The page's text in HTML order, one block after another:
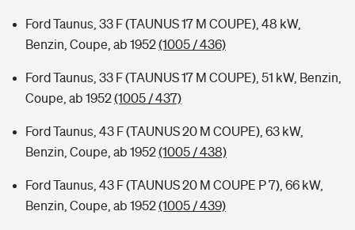
Ford Taunus, 33 F (TAUNUS 17 M COUPE), 48 kW,
Benzin, Coupe, ab 1952(1005 / 436)
Ford Taunus, 33 F (TAUNUS 17 M COUPE), 51 kW, Benzin,
Coupe, ab 1952(1005 / 437)
Ford Taunus, 43 F (TAUNUS 20 M COUPE), 63 kW,
Benzin, Coupe, ab 1952(1005 / 438)
Ford Taunus, 43 F (TAUNUS 20 M COUPE P 7), 66 kW,
Benzin, Coupe, ab 1952(1005 / 439)